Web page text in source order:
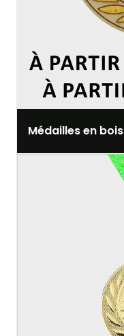
Médailles en bois